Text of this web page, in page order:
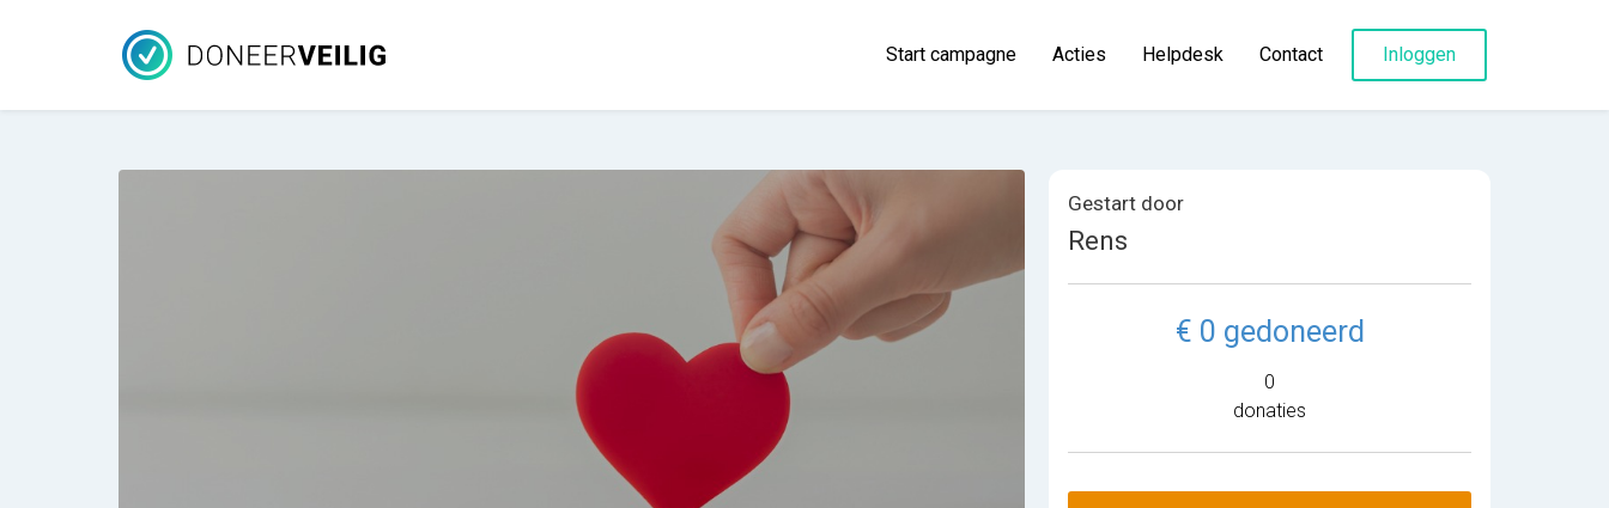
Start campagne Acties Helpdesk Contact Inloggen
Gestart door
Rens
€ 0 gedoneerd
0
donaties